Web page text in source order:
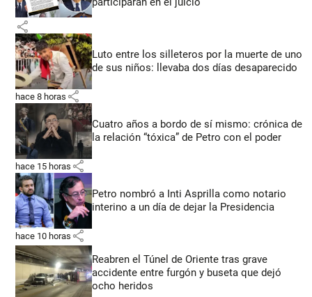
share
Luto entre los silleteros por la muerte de uno
de sus niños: llevaba dos días desaparecido
hace 8 horas share
Cuatro años a bordo de sí mismo: crónica de
la relación “tóxica” de Petro con el poder
hace 15 horas share
Petro nombró a Inti Asprilla como notario
interino a un día de dejar la Presidencia
hace 10 horas share
Reabren el Túnel de Oriente tras grave
accidente entre furgón y buseta que dejó
ocho heridos